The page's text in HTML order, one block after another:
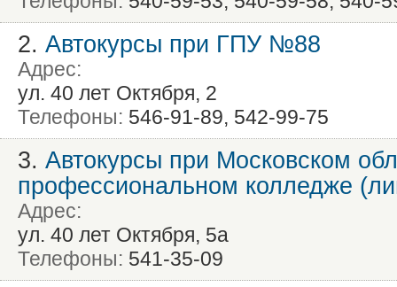
2. Автокурсы при ГПУ №88
Адрес:
ул. 40 лет Октября, 2
Телефоны: 546-91-89, 542-99-75
3. Автокурсы при Московском
профессиональном колледже
Адрес:
ул. 40 лет Октября, 5а
Телефоны: 541-35-09